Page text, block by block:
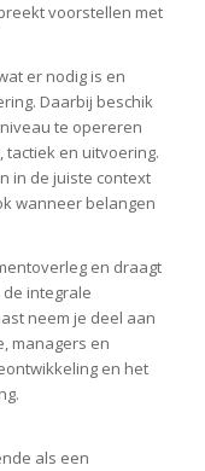
voorstellen met
er nodig is en
Daarbij beschik
te opereren
en uitvoering.
in de juiste context
wanneer belangen
en draagt
integrale
neem je deel aan
managers en
en het
als een